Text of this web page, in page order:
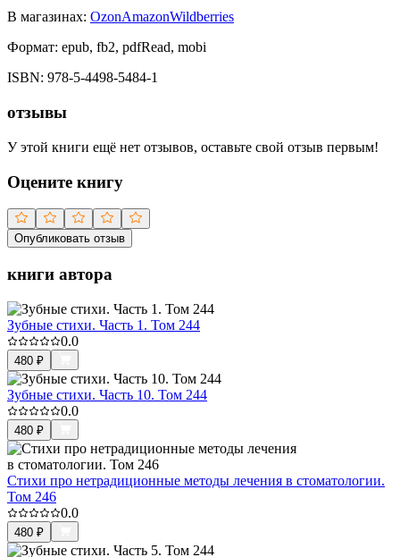
В магазинах: OzonAmazonWildberries
Формат: epub, fb2, pdfRead, mobi
ISBN: 978-5-4498-5484-1
отзывы
У этой книги ещё нет отзывов, оставьте свой отзыв первым!
Оцените книгу
Опубликовать отзыв
книги автора
Зубные стихи. Часть 1. Том 244
0.0
480 ₽
Зубные стихи. Часть 10. Том 244
0.0
480 ₽
Стихи про нетрадиционные методы лечения в стоматологии.
Том 246
0.0
480 ₽